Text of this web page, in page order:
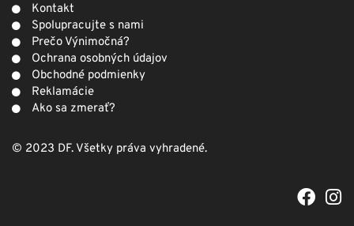
Kontakt
Spolupracujte s nami
Prečo Výnimočná?
Ochrana osobných údajov
Obchodné podmienky
Reklamácie
Ako sa zmerať?
© 2023 DF. Všetky práva vyhradené.
F
a
I
n